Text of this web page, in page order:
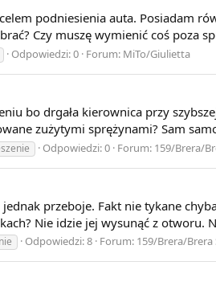
podniesienia auta. Posiadam
Czy muszę wymienić coś poza
Odpowiedzi: 0 Forum: MiTo/Giulietta
bo drgała kierownica przy
zużytymi sprężynami? Sam
Odpowiedzi: 0 Forum: 159/Brera/
przeboje. Fakt nie tykane
Nie idzie jej wysunąć z otworu.
Odpowiedzi: 8 Forum: 159/Brera/Brera